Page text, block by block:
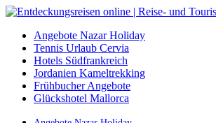
Angebote Nazar Holiday
Tennis Urlaub Cervia
Hotels Südfrankreich
Jordanien Kameltrekking
Frühbucher Angebote
Glückshotel Mallorca